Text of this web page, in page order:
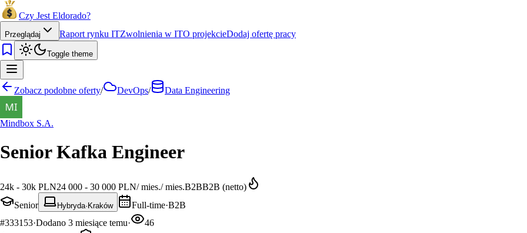
Czy Jest Eldorado?
Przeglądaj Raport rynku ITZwolnienia w ITO projekcieDodaj ofertę pracy
Toggle theme
Zobacz podobne oferty/ DevOps/ Data Engineering
Mindbox S.A.
Senior Kafka Engineer
24k - 30k PLN24 000 - 30 000 PLN/mies./mies.B2BB2B (netto)
Senior
Hybryda· Kraków Full-time·B2B
#333153·Dodano 3 miesiące temu·
46